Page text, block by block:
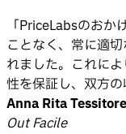
「PriceLabsのお
ことなく、常に適
れました。これに
性を保証し、双方
Anna Rita Tessitore
Out Facile